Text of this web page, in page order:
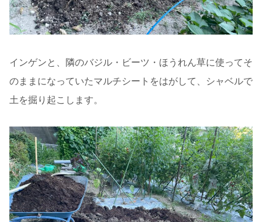
インゲンと、隣のバジル・ビーツ・ほうれん草に使ってそ
のままになっていたマルチシートをはがして、シャベルで
土を掘り起こします。